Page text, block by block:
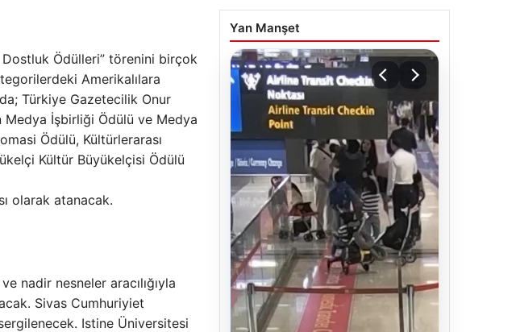
Dostluk Ödülleri” törenini birçok
Amerikalılara
Türkiye Gazetecilik Onur
Medya İşbirliği Ödülü ve Medya
Ödülü, Kültürlerarası
Kültür Büyükelçisi Ödülü
olarak atanacak.
nadir nesneler aracılığıyla
Sivas Cumhuriyiet
Istine Üniversitesi
Yan Manşet